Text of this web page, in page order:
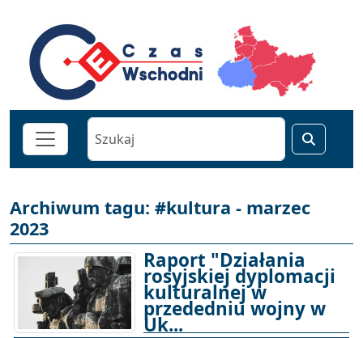
Archiwum tagu: #kultura - marzec
2023
Raport "Działania
rosyjskiej dyplomacji
kulturalnej w
przededniu wojny w
Uk...